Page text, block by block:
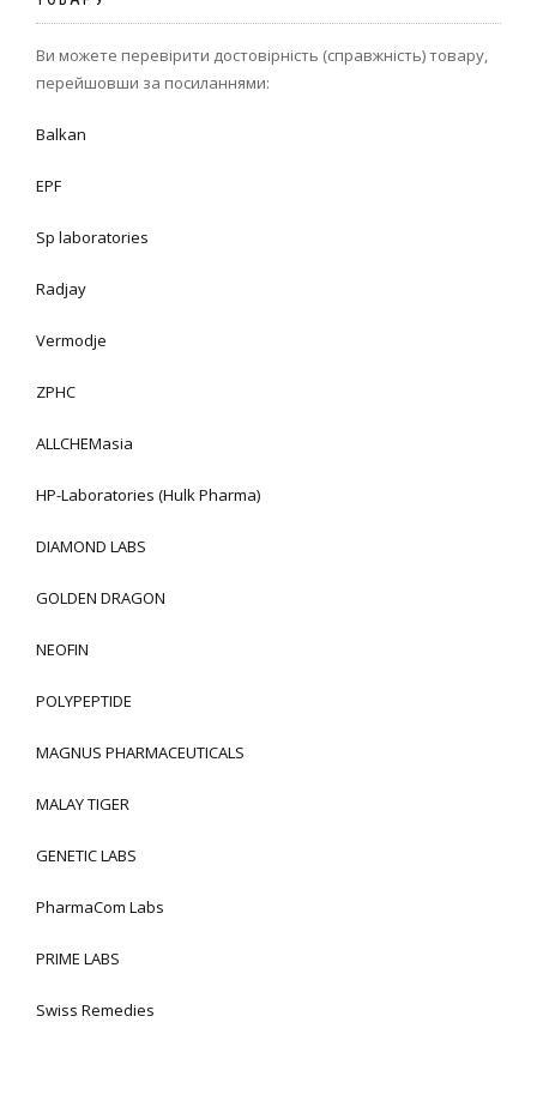
Ви можете перевірити достовірність (справжність) товару,
перейшовши за посиланнями:
Balkan
EPF
Sp laboratories
Radjay
Vermodje
ZPHC
ALLCHEMasia
HP-Laboratories (Hulk Pharma)
DIAMOND LABS
GOLDEN DRAGON
NEOFIN
POLYPEPTIDE
MAGNUS PHARMACEUTICALS
MALAY TIGER
GENETIC LABS
PharmaCom Labs
PRIME LABS
Swiss Remedies